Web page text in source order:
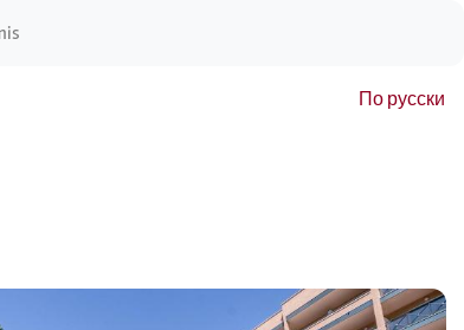
По русски